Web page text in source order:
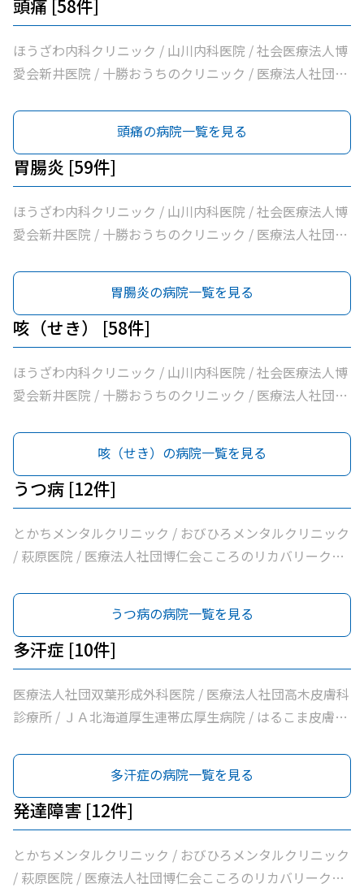
北海道医療団ながい内科医院 / あいた内科循環器クリニッ
ク / いとう内科クリニック / 横手内科クリニック / とかち
消化器内視鏡クリニック / 社会医療法人博愛会開西病院 /
病院機構帯広病院 / 帯広記念病院 / 医療法人社団大正クリ
んこどもクリニック / 須藤内科クリニック / 医療法人社団
イワタクリニック / 社会医療法人刀圭会協立病院 / 十勝勤
医協白樺医院 / 十勝ヘルスケアクリニック / おおた内科循
科呼吸器科 / いちやなぎ内科消化器科 / 医療法人社団進藤
医院 / 社会福祉法人北海道社会事業協会帯広病院 / 十勝い
たみのクリニックくびかた・こし・ひざ痛診療所 / 本庄内
科クリニック / 帯広東内科循環器科クリニック / クリニッ
クむすかり / 社会医療法人北斗北斗病院 / 社会福祉法人真
宗協会帯広光南病院 / 医療法人社団ぶどうの会いのちの木
帯広南の森クリニック / おがわ循環器内科クリニック / 医
療法人社団満岡内科循環器クリニック / ２０条小児科内科
クリニック / 医療法人社団博仁会大江病院 / 公益財団法人
北海道医療団ながい内科医院 / あいた内科循環器クリニッ
ク / いとう内科クリニック / 横手内科クリニック / とかち
消化器内視鏡クリニック / 社会医療法人博愛会開西病院 /
病院機構帯広病院 / 帯広記念病院 / 医療法人社団大正クリ
科消化器クリニック / 西村内科クリニック / 医療法人社団
自由が丘横山内科クリニック / 帯広中央病院 / みせき内科
消化器クリニック / 十勝勤医協帯広病院 / さかい総合内科
団林内科クリニック / ＪＡ北海道厚生連帯広厚生病院 / 医
療法人新緑通りはやし内科 / あがた内科循環器クリニック
/ 内科・循環器ハートサウンズもりクリニック / サンタさ
んこどもクリニック / 須藤内科クリニック / 医療法人社団
イワタクリニック / 社会医療法人刀圭会協立病院 / 十勝勤
医協白樺医院 / 十勝ヘルスケアクリニック / おおた内科循
科呼吸器科 / いちやなぎ内科消化器科 / 医療法人社団進藤
医院 / 社会福祉法人北海道社会事業協会帯広病院 / 十勝い
たみのクリニックくびかた・こし・ひざ痛診療所 / 本庄内
科クリニック / 帯広東内科循環器科クリニック / クリニッ
クむすかり / 社会医療法人北斗北斗クリニック / 社会医療
法人北斗北斗病院 / 社会福祉法人真宗協会帯広光南病院 /
山田内科クリニック / 医療法人社団帯広南の森クリニック
/ おがわ循環器内科クリニック / 医療法人社団満岡内科循
環器クリニック / ２０条小児科内科クリニック / 医療法人
社団博仁会大江病院 / 公益財団法人北海道医療団ながい内
科医院 / あいた内科循環器クリニック / いとう内科クリニ
ック / 横手内科クリニック / とかち消化器内視鏡クリニッ
療団帯広西病院 / 独立行政法人国立病院機構帯広病院 / 帯
広記念病院 / 医療法人社団大正クリニック
頭痛 [58件]
ほうざわ内科クリニック / 山川内科医院 / 社会医療法人博
愛会新井医院 / 十勝おうちのクリニック / 医療法人社団さ
科・呼吸器内科クリニック / こしや糖尿病・内科クリニッ
ク / 萩原医院 / 公益財団法人北海道医療団帯広第一病院 /
ともだ内科消化器クリニック / 医療法人社団隆仁会おく内
科消化器クリニック / 西村内科クリニック / 医療法人社団
自由が丘横山内科クリニック / 帯広中央病院 / みせき内科
消化器クリニック / 十勝勤医協帯広病院 / さかい総合内科
団林内科クリニック / ＪＡ北海道厚生連帯広厚生病院 / 医
療法人新緑通りはやし内科 / あがた内科循環器クリニック
/ 内科・循環器ハートサウンズもりクリニック / サンタさ
んこどもクリニック / 須藤内科クリニック / 医療法人社団
イワタクリニック / 社会医療法人刀圭会協立病院 / 十勝勤
医協白樺医院 / 十勝ヘルスケアクリニック / おおた内科循
科呼吸器科 / いちやなぎ内科消化器科 / 医療法人社団進藤
医院 / 社会福祉法人北海道社会事業協会帯広病院 / 十勝い
たみのクリニックくびかた・こし・ひざ痛診療所 / 本庄内
科クリニック / 帯広東内科循環器科クリニック / クリニッ
クむすかり / 社会医療法人北斗北斗病院 / 社会福祉法人真
宗協会帯広光南病院 / 医療法人社団ぶどうの会いのちの木
帯広南の森クリニック / おがわ循環器内科クリニック / 医
療法人社団満岡内科循環器クリニック / ２０条小児科内科
クリニック / 医療法人社団博仁会大江病院 / 公益財団法人
北海道医療団ながい内科医院 / あいた内科循環器クリニッ
ク / いとう内科クリニック / 横手内科クリニック / とかち
消化器内視鏡クリニック / 社会医療法人博愛会開西病院 /
病院機構帯広病院 / 帯広記念病院 / 医療法人社団大正クリ
頭痛の病院一覧を見る
胃腸炎 [59件]
ほうざわ内科クリニック / 山川内科医院 / 社会医療法人博
愛会新井医院 / 十勝おうちのクリニック / 医療法人社団さ
科・呼吸器内科クリニック / こしや糖尿病・内科クリニッ
ク / 萩原医院 / 公益財団法人北海道医療団帯広第一病院 /
ともだ内科消化器クリニック / 医療法人社団隆仁会おく内
科消化器クリニック / 西村内科クリニック / 医療法人社団
自由が丘横山内科クリニック / 帯広中央病院 / みせき内科
消化器クリニック / 十勝勤医協帯広病院 / さかい総合内科
団林内科クリニック / ＪＡ北海道厚生連帯広厚生病院 / 医
療法人新緑通りはやし内科 / あがた内科循環器クリニック
/ 内科・循環器ハートサウンズもりクリニック / サンタさ
んこどもクリニック / 須藤内科クリニック / 医療法人社団
イワタクリニック / 社会医療法人刀圭会協立病院 / 十勝勤
医協白樺医院 / 十勝ヘルスケアクリニック / おおた内科循
科呼吸器科 / いちやなぎ内科消化器科 / 医療法人社団進藤
医院 / 社会福祉法人北海道社会事業協会帯広病院 / 十勝い
たみのクリニックくびかた・こし・ひざ痛診療所 / 本庄内
科クリニック / 帯広東内科循環器科クリニック / クリニッ
クむすかり / 社会医療法人北斗北斗クリニック / 社会医療
法人北斗北斗病院 / 社会福祉法人真宗協会帯広光南病院 /
山田内科クリニック / 医療法人社団帯広南の森クリニック
/ おがわ循環器内科クリニック / 医療法人社団満岡内科循
環器クリニック / ２０条小児科内科クリニック / 医療法人
社団博仁会大江病院 / 公益財団法人北海道医療団ながい内
科医院 / あいた内科循環器クリニック / いとう内科クリニ
ック / 横手内科クリニック / とかち消化器内視鏡クリニッ
胃腸炎の病院一覧を見る
咳（せき） [58件]
ほうざわ内科クリニック / 山川内科医院 / 社会医療法人博
愛会新井医院 / 十勝おうちのクリニック / 医療法人社団さ
科・呼吸器内科クリニック / こしや糖尿病・内科クリニッ
ク / 萩原医院 / 公益財団法人北海道医療団帯広第一病院 /
ともだ内科消化器クリニック / 医療法人社団隆仁会おく内
科消化器クリニック / 西村内科クリニック / 医療法人社団
自由が丘横山内科クリニック / 帯広中央病院 / みせき内科
消化器クリニック / 十勝勤医協帯広病院 / さかい総合内科
団林内科クリニック / ＪＡ北海道厚生連帯広厚生病院 / 医
療法人新緑通りはやし内科 / あがた内科循環器クリニック
/ 内科・循環器ハートサウンズもりクリニック / サンタさ
んこどもクリニック / 須藤内科クリニック / 医療法人社団
イワタクリニック / 社会医療法人刀圭会協立病院 / 十勝勤
医協白樺医院 / 十勝ヘルスケアクリニック / おおた内科循
科呼吸器科 / いちやなぎ内科消化器科 / 医療法人社団進藤
医院 / 社会福祉法人北海道社会事業協会帯広病院 / 十勝い
たみのクリニックくびかた・こし・ひざ痛診療所 / 本庄内
科クリニック / 帯広東内科循環器科クリニック / クリニッ
クむすかり / 社会医療法人北斗北斗病院 / 社会福祉法人真
宗協会帯広光南病院 / 医療法人社団ぶどうの会いのちの木
咳（せき）の病院一覧を見る
うつ病 [12件]
とかちメンタルクリニック / おびひろメンタルクリニック
/ 萩原医院 / 医療法人社団博仁会こころのリカバリークリ
Ａ北海道厚生連帯広厚生病院 / 大和田心療内科 / 社会福祉
法人北海道社会事業協会帯広病院 / 医療法人社団博仁会大
江病院 / とかちの森心療内科 / 独立行政法人国立病院機構
帯広病院
うつ病の病院一覧を見る
多汗症 [10件]
医療法人社団双葉形成外科医院 / 医療法人社団高木皮膚科
診療所 / ＪＡ北海道厚生連帯広厚生病院 / はるこま皮膚科
た整形外科クリニック / 社会医療法人刀圭会協立病院 / 社
会医療法人北斗北斗クリニック / 医療法人社団あんどう皮
膚科 / 医療法人社団緑葉会グリーン皮膚科クリニック
多汗症の病院一覧を見る
発達障害 [12件]
とかちメンタルクリニック / おびひろメンタルクリニック
/ 萩原医院 / 医療法人社団博仁会こころのリカバリークリ